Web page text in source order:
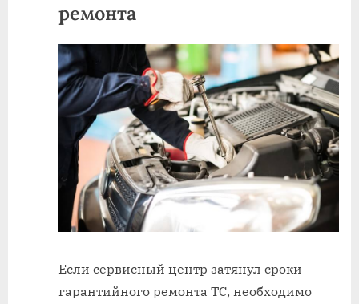
ремонта
Если сервисный центр затянул сроки
гарантийного ремонта ТС, необходимо